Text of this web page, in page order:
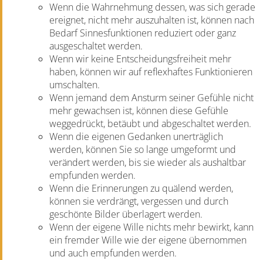
Wenn die Wahrnehmung dessen, was sich gerade
ereignet, nicht mehr auszuhalten ist, können nach
Bedarf Sinnesfunktionen reduziert oder ganz
ausgeschaltet werden.
Wenn wir keine Entscheidungsfreiheit mehr
haben, können wir auf reflexhaftes Funktionieren
umschalten.
Wenn jemand dem Ansturm seiner Gefühle nicht
mehr gewachsen ist, können diese Gefühle
weggedrückt, betäubt und abgeschaltet werden.
Wenn die eigenen Gedanken unerträglich
werden, können Sie so lange umgeformt und
verändert werden, bis sie wieder als aushaltbar
empfunden werden.
Wenn die Erinnerungen zu quälend werden,
können sie verdrängt, vergessen und durch
geschönte Bilder überlagert werden.
Wenn der eigene Wille nichts mehr bewirkt, kann
ein fremder Wille wie der eigene übernommen
und auch empfunden werden.